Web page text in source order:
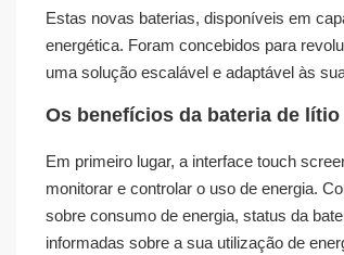
Estas novas baterias, disponíveis em
energética. Foram concebidos para
uma solução escalável e adaptável às
Os benefícios da bateria de
Em primeiro lugar, a interface touch
monitorar e controlar o uso de energia.
sobre consumo de energia, status da
informadas sobre a sua utilização de